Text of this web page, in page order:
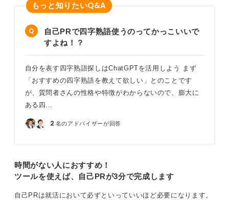
もっと知りたいQ&A
自己PRで四字熟語使うのってかっこいいで
すよね！？
自分を表す四字熟語探しはChatGPTを活用しよう まず
「おすすめの四字熟語を教えて欲しい」とのことです
が、質問者さんの性格や特徴がわからないので、膨大に
ある四…
2 名のアドバイザーが回答
時間がない人におすすめ！
ツールを使えば、自己PRが3分で完成します
自己PRは就活において必ずといっていいほど必要になります。